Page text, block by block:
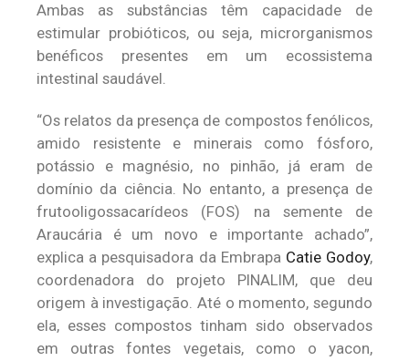
Ambas as substâncias têm capacidade de
estimular probióticos, ou seja, microrganismos
benéficos presentes em um ecossistema
intestinal saudável.
“Os relatos da presença de compostos fenólicos,
amido resistente e minerais como fósforo,
potássio e magnésio, no pinhão, já eram de
domínio da ciência. No entanto, a presença de
frutooligossacarídeos (FOS) na semente de
Araucária é um novo e importante achado”,
explica a pesquisadora da Embrapa Catie Godoy,
coordenadora do projeto PINALIM, que deu
origem à investigação. Até o momento, segundo
ela, esses compostos tinham sido observados
em outras fontes vegetais, como o yacon,